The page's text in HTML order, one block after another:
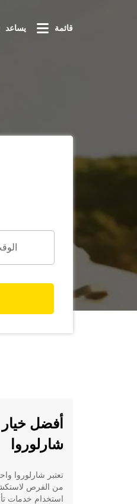
يساعد قائمة
أفضل
شارلوروا
تعتبر شارلوروا
من الفرص
استخدام خدمات